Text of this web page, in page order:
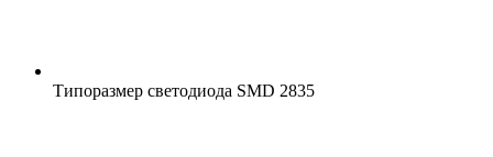
Типоразмер светодиода SMD 2835